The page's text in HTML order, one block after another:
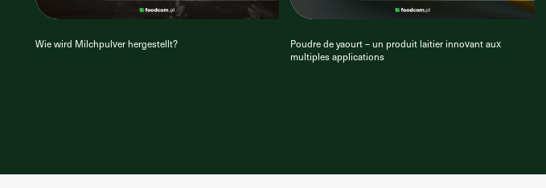
Wie wird Milchpulver hergestellt?
Poudre de yaourt – un produit laitier innovant aux
multiples applications